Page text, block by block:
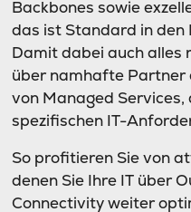
Backbones sowie
das ist Standard in den
Damit dabei auch alles
über namhafte Partner
von Managed Services,
spezifischen IT-
So profitieren Sie von
denen Sie Ihre IT über
Connectivity weiter